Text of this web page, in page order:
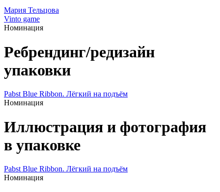
Мария Тельцова
Vinto game
Номинация
Ребрендинг/редизайн
упаковки
Pabst Blue Ribbon. Лёгкий на подъём
Номинация
Иллюстрация и фотография
в упаковке
Pabst Blue Ribbon. Лёгкий на подъём
Номинация